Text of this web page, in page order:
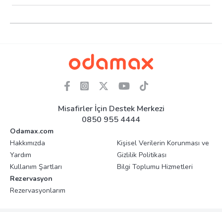
Misafirler İçin Destek Merkezi
0850 955 4444
Odamax.com
Hakkımızda
Yardım
Kullanım Şartları
Kişisel Verilerin Korunması ve
Gizlilik Politikası
Bilgi Toplumu Hizmetleri
Rezervasyon
Rezervasyonlarım